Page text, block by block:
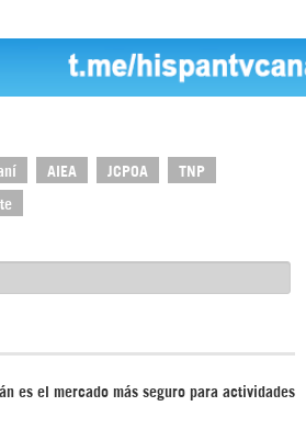
AIEA JCPOA TNP
es el mercado más seguro para actividades